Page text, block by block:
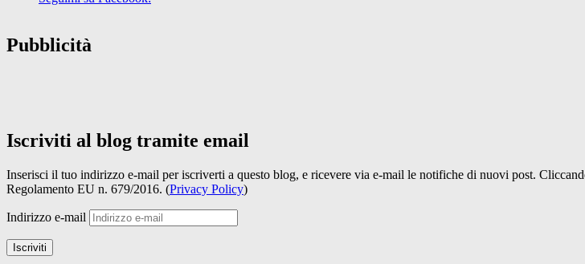
Pubblicità
Iscriviti al blog tramite email
Inserisci il tuo indirizzo e-mail per iscriverti a questo blog, e ricevere via e-mail le notifiche di nuovi post.
Regolamento EU n. 679/2016. (Privacy Policy)
Indirizzo e-mail
Iscriviti